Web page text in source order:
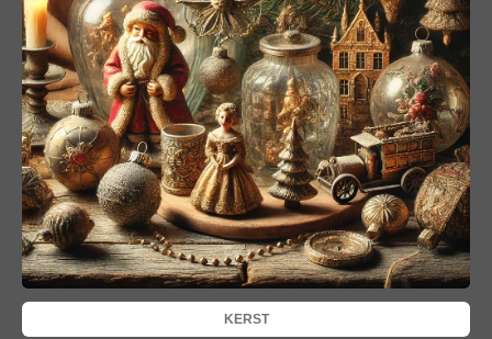
KERST